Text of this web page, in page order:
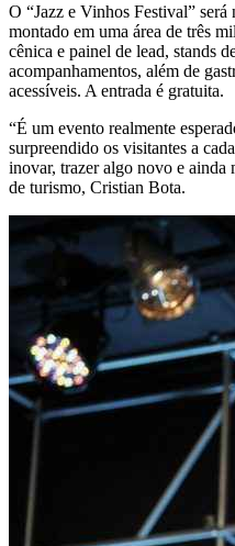
O “Jazz e Vinhos Festival”
montado em uma área de três
cênica e painel de lead, stands
acompanhamentos, além de
acessíveis. A entrada é gratuita.
“É um evento realmente
surpreendido os visitantes a
inovar, trazer algo novo e ainda
de turismo, Cristian Bota.